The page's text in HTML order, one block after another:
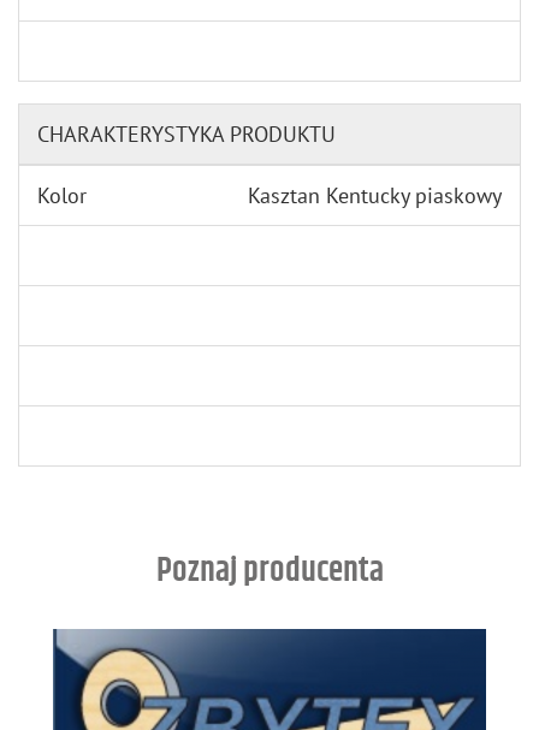
CHARAKTERYSTYKA PRODUKTU
Kolor Kasztan Kentucky piaskowy
Poznaj producenta